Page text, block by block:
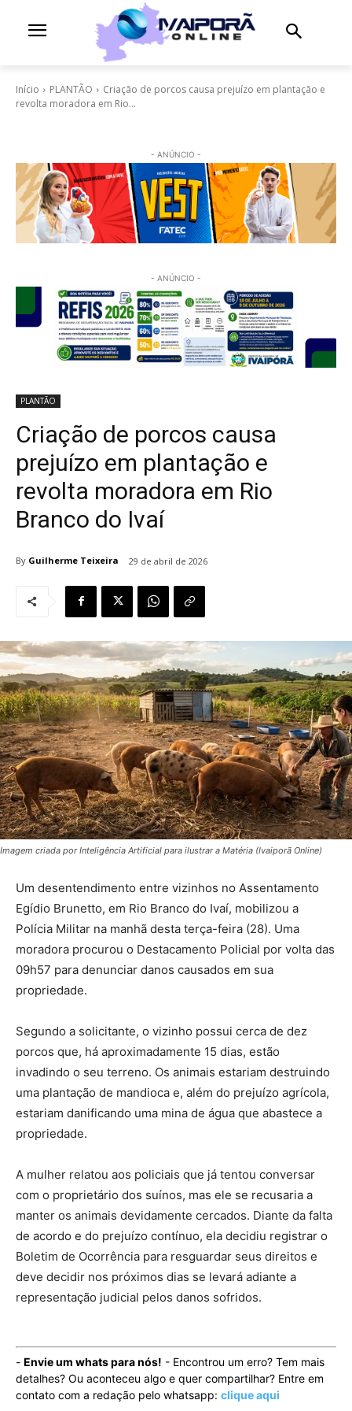
Início PLANTÃO
Criação de porcos causa prejuízo em plantação e
revolta moradora em Rio...
- ANÚNCIO -
- ANÚNCIO -
PLANTÃO
Criação de porcos causa
prejuízo em plantação e
revolta moradora em Rio
Branco do Ivaí
By Guilherme Teixeira 29 de abril de 2026
Imagem criada por Inteligência Artificial para ilustrar a Matéria (Ivaiporã Online)
Um desentendimento entre vizinhos no Assentamento
Egídio Brunetto, em Rio Branco do Ivaí, mobilizou a
Polícia Militar na manhã desta terça-feira (28). Uma
moradora procurou o Destacamento Policial por volta das
09h57 para denunciar danos causados em sua
propriedade.
Segundo a solicitante, o vizinho possui cerca de dez
porcos que, há aproximadamente 15 dias, estão
invadindo o seu terreno. Os animais estariam destruindo
uma plantação de mandioca e, além do prejuízo agrícola,
estariam danificando uma mina de água que abastece a
propriedade.
A mulher relatou aos policiais que já tentou conversar
com o proprietário dos suínos, mas ele se recusaria a
manter os animais devidamente cercados. Diante da falta
de acordo e do prejuízo contínuo, ela decidiu registrar o
Boletim de Ocorrência para resguardar seus direitos e
deve decidir nos próximos dias se levará adiante a
representação judicial pelos danos sofridos.
- Envie um whats para nós! - Encontrou um erro? Tem mais
detalhes? Ou aconteceu algo e quer compartilhar? Entre em
contato com a redação pelo whatsapp: clique aqui